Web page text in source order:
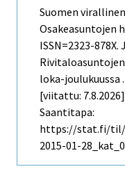
Suomen
Osakeasuntojen
ISSN=2323-878X.
loka-joulukuussa
[viitattu:
Saantitapa:
https://stat.fi/til/
2015-01-